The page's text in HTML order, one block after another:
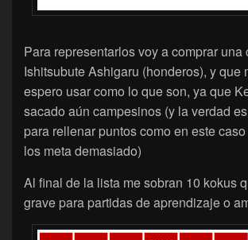
Para representarlos voy a comprar una
Ishitsubute Ashigaru (honderos), y que
espero usar como lo que son, ya que
sacado aún campesinos (y la verdad
para rellenar puntos como en este
los meta demasiado)
Al final de la lista me sobran 10 kokus
grave para partidas de aprendizaje o